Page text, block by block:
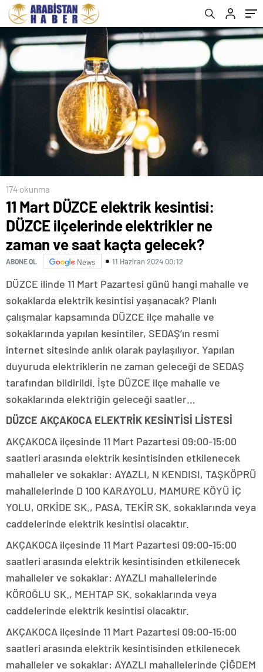
kaçta gelecek?
174 okunma
11 Mart DÜZCE elektrik kesintisi:
DÜZCE ilçelerinde elektrikler ne
zaman ve saat kaçta gelecek?
ABONE OL News 11 Haziran 2024 00:12
DÜZCE ilinde 11 Mart Pazartesi günü hangi mahalle ve
sokaklarda elektrik kesintisi yaşanacak? Planlı
çalışmalar kapsamında DÜZCE ilçe mahalle ve
sokaklarında yapılan kesintiler, SEDAŞ’ın resmi
internet sitesinde anlık olarak paylaşılıyor. Yapılan
duyuruda elektriklerin ne zaman geleceği de SEDAŞ
tarafından bildirildi. İşte DÜZCE ilçe mahalle ve
sokaklarında elektriğin geleceği saatler…
DÜZCE AKÇAKOCA ELEKTRİK KESİNTİSİ LİSTESİ
AKÇAKOCA ilçesinde 11 Mart Pazartesi 09:00-15:00
saatleri arasında elektrik kesintisinden etkilenecek
mahalleler ve sokaklar: AYAZLI, N KENDISI, TAŞKÖPRÜ
mahallelerinde D 100 KARAYOLU, MAMURE KÖYÜ İÇ
YOLU, ORKİDE SK., PASA, TEKİR SK. sokaklarında veya
caddelerinde elektrik kesintisi olacaktır.
AKÇAKOCA ilçesinde 11 Mart Pazartesi 09:00-15:00
saatleri arasında elektrik kesintisinden etkilenecek
mahalleler ve sokaklar: AYAZLI mahallelerinde
KÖROĞLU SK., MEHTAP SK. sokaklarında veya
caddelerinde elektrik kesintisi olacaktır.
AKÇAKOCA ilçesinde 11 Mart Pazartesi 09:00-15:00
saatleri arasında elektrik kesintisinden etkilenecek
mahalleler ve sokaklar: AYAZLI mahallelerinde ÇİĞDEM